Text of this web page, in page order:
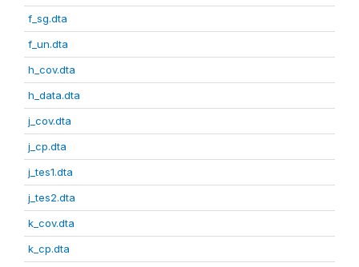
f_sg.dta
f_un.dta
h_cov.dta
h_data.dta
j_cov.dta
j_cp.dta
j_tes1.dta
j_tes2.dta
k_cov.dta
k_cp.dta